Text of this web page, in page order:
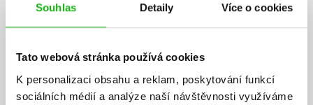
Souhlas Detaily Více o cookies
Tato webová stránka používá cookies
K personalizaci obsahu a reklam, poskytování funkcí
sociálních médií a analýze naší návštěvnosti využíváme
vystudoval FAMU. Věnuje se režii a produkování televizních pořadů.
show, Hvězdy u piana) a v posledních letech se soustřeďuje
Brother bez cenzury, X- Factor). Pořad České televize Den D
(Dragon’s Den) je zatím nejrozsáhlejším a komplexnějším projektem v